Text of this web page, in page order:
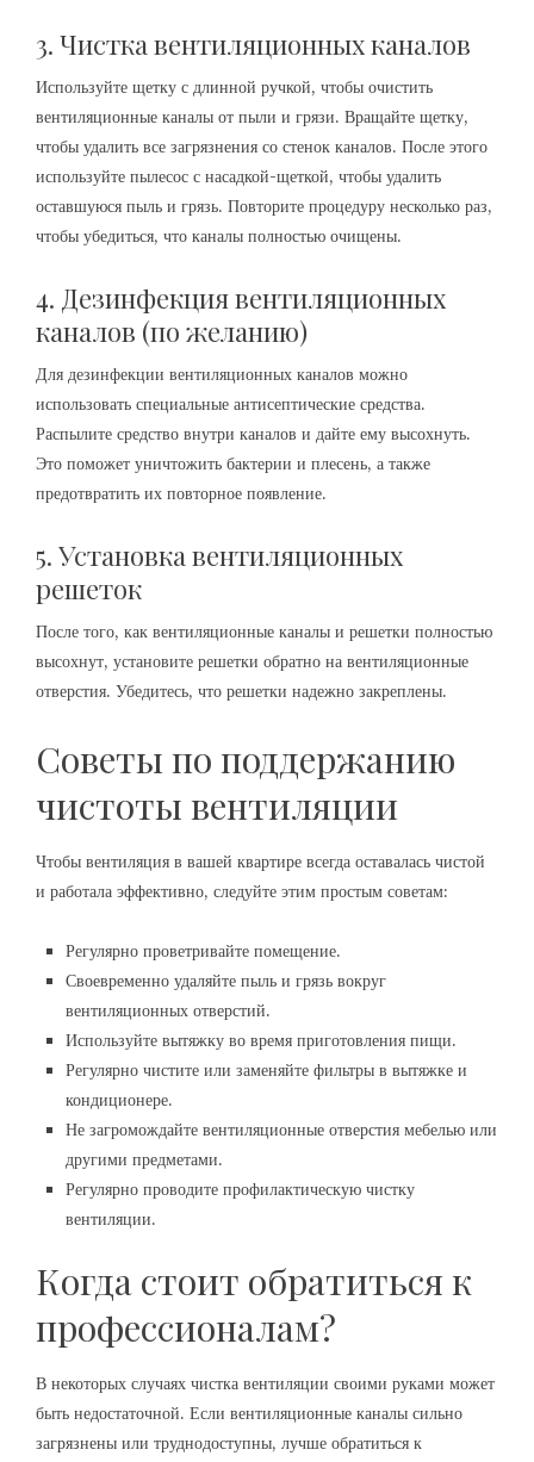
3. Чистка вентиляционных каналов
Используйте щетку с длинной ручкой, чтобы очистить
вентиляционные каналы от пыли и грязи. Вращайте щетку,
чтобы удалить все загрязнения со стенок каналов. После этого
используйте пылесос с насадкой-щеткой, чтобы удалить
оставшуюся пыль и грязь. Повторите процедуру несколько раз,
чтобы убедиться, что каналы полностью очищены.
4. Дезинфекция вентиляционных
каналов (по желанию)
Для дезинфекции вентиляционных каналов можно
использовать специальные антисептические средства.
Распылите средство внутри каналов и дайте ему высохнуть.
Это поможет уничтожить бактерии и плесень, а также
предотвратить их повторное появление.
5. Установка вентиляционных
решеток
После того, как вентиляционные каналы и решетки полностью
высохнут, установите решетки обратно на вентиляционные
отверстия. Убедитесь, что решетки надежно закреплены.
Советы по поддержанию
чистоты вентиляции
Чтобы вентиляция в вашей квартире всегда оставалась чистой
и работала эффективно, следуйте этим простым советам:
Регулярно проветривайте помещение.
Своевременно удаляйте пыль и грязь вокруг
вентиляционных отверстий.
Используйте вытяжку во время приготовления пищи.
Регулярно чистите или заменяйте фильтры в вытяжке и
кондиционере.
Не загромождайте вентиляционные отверстия мебелью или
другими предметами.
Регулярно проводите профилактическую чистку
вентиляции.
Когда стоит обратиться к
профессионалам?
В некоторых случаях чистка вентиляции своими руками может
быть недостаточной. Если вентиляционные каналы сильно
загрязнены или труднодоступны, лучше обратиться к